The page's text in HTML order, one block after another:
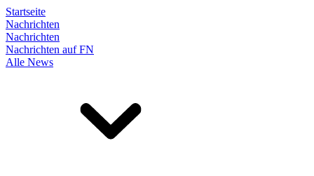
Startseite
Nachrichten
Nachrichten
Nachrichten auf FN
Alle News